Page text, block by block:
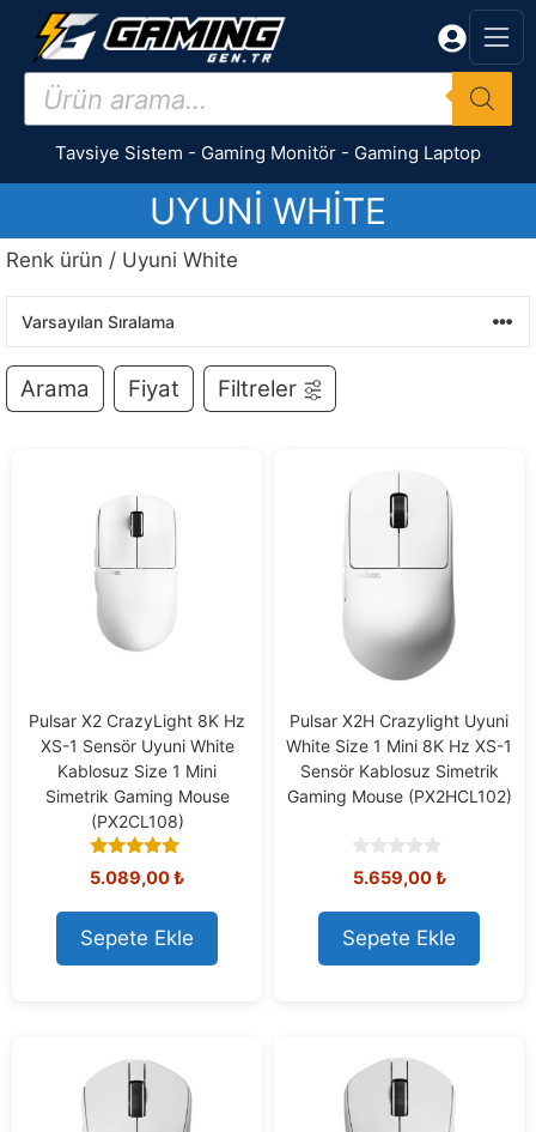
İçeriğe
Products
search
Tavsiye Sistem - Gaming Monitör - Gaming Laptop
UYUNI WHITE
Renk ürün / Uyuni White
Arama Fiyat Filtreler
Pulsar X2 CrazyLight 8K Hz
XS-1 Sensör Uyuni White
Kablosuz Size 1 Mini
Simetrik Gaming Mouse
(PX2CL108)
5.00
out of 5
5.089,00₺
Sepete Ekle
Pulsar X2H Crazylight Uyuni
White Size 1 Mini 8K Hz XS-1
Sensör Kablosuz Simetrik
Gaming Mouse (PX2HCL102)
0
o
u
t
o
f
5.659,00₺
Sepete Ekle